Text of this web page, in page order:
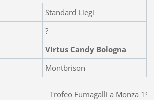
Standard Liegi
?
Virtus Candy Bologna
Montbrison
Trofeo Fumagalli a Monza